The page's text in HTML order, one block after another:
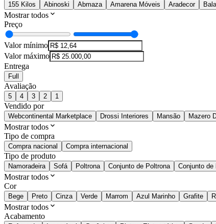
155 Kilos Abinoski Abmaza Amarena Móveis Aradecor
Mostrar todos
Preço
Valor mínimo
Valor máximo
Entrega
Full
Avaliação
5 4 3 2 1
Vendido por
Webcontinental Marketplace Drossi Interiores Mansão Mazero
Mostrar todos
Tipo de compra
Compra nacional Compra internacional
Tipo de produto
Namoradeira Sofá Poltrona Conjunto de Poltrona Conjunto de
Mostrar todos
Cor
Bege Preto Cinza Verde Marrom Azul Marinho Grafite
Mostrar todos
Acabamento